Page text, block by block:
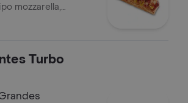
mozzarella,
callejera,
Turbo